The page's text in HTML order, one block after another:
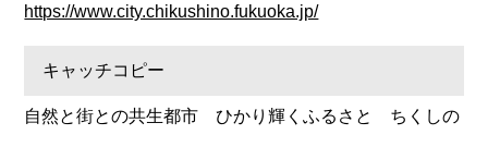
https://www.city.chikushino.fukuoka.jp/
キャッチコピー
自然と街との共生都市 ひかり輝くふるさと ちくしの